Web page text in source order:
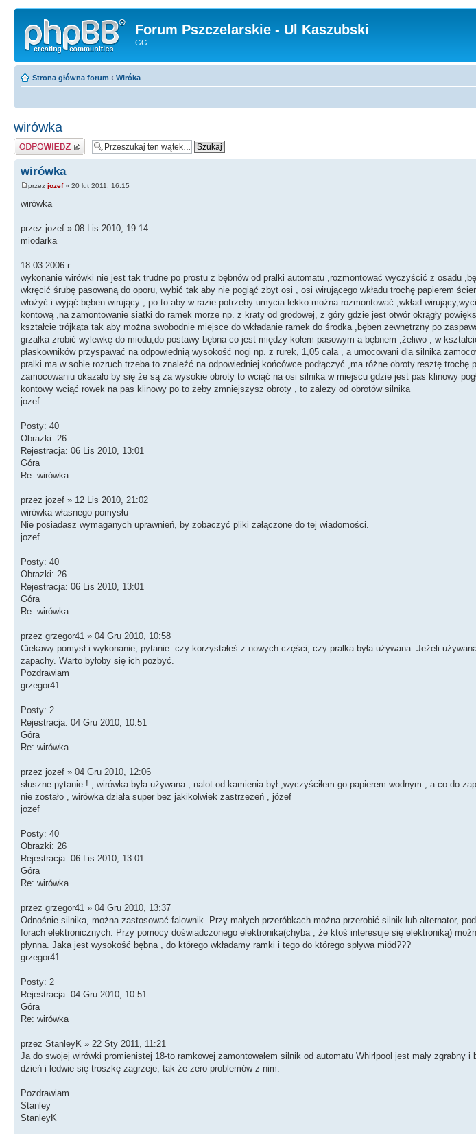
Forum Pszczelarskie - Ul Kaszubski
GG
Strona główna forum ‹ Wiróka
wirówka
Odpowiedz
wirówka
przez jozef» 20 lut 2011, 16:15
wirówka
przez jozef » 08 Lis 2010, 19:14
miodarka
18.03.2006 r
wykonanie wirówki nie jest tak trudne po prostu z bębnów od pralki automatu ,rozmontować wyczyścić z osadu
wkręcić śrubę pasowaną do oporu, wybić tak aby nie pogiąć zbyt osi , osi wirującego wkładu trochę papierem
włożyć i wyjąć bęben wirujący , po to aby w razie potrzeby umycia lekko można rozmontować ,wkład
kontową ,na zamontowanie siatki do ramek morze np. z kraty od grodowej, z góry gdzie jest otwór okrągły
kształcie trójkąta tak aby można swobodnie miejsce do wkładanie ramek do środka ,bęben zewnętrzny po
grzałka zrobić wylewkę do miodu,do postawy bębna co jest między kołem pasowym a bębnem ,żeliwo , w
płaskowników przyspawać na odpowiednią wysokość nogi np. z rurek, 1,05 cala , a umocowani dla silnika
pralki ma w sobie rozruch trzeba to znaleźć na odpowiedniej końcówce podłączyć ,ma różne obroty.resztę
zamocowaniu okazało by się że są za wysokie obroty to wciąć na osi silnika w miejscu gdzie jest pas klinowy
kontowy wciąć rowek na pas klinowy po to żeby zmniejszysz obroty , to zależy od obrotów silnika
jozef
Posty: 40
Obrazki: 26
Rejestracja: 06 Lis 2010, 13:01
Góra
Re: wirówka
przez jozef » 12 Lis 2010, 21:02
wirówka własnego pomysłu
Nie posiadasz wymaganych uprawnień, by zobaczyć pliki załączone do tej wiadomości.
jozef
Posty: 40
Obrazki: 26
Rejestracja: 06 Lis 2010, 13:01
Góra
Re: wirówka
przez grzegor41 » 04 Gru 2010, 10:58
Ciekawy pomysł i wykonanie, pytanie: czy korzystałeś z nowych części, czy pralka była używana. Jeżeli
zapachy. Warto byłoby się ich pozbyć.
Pozdrawiam
grzegor41
Posty: 2
Rejestracja: 04 Gru 2010, 10:51
Góra
Re: wirówka
przez jozef » 04 Gru 2010, 12:06
słuszne pytanie ! , wirówka była używana , nalot od kamienia był ,wyczyściłem go papierem wodnym , a co do
nie zostało , wirówka działa super bez jakikolwiek zastrzeżeń , józef
jozef
Posty: 40
Obrazki: 26
Rejestracja: 06 Lis 2010, 13:01
Góra
Re: wirówka
przez grzegor41 » 04 Gru 2010, 13:37
Odnośnie silnika, można zastosować falownik. Przy małych przeróbkach można przerobić silnik lub alternator,
forach elektronicznych. Przy pomocy doświadczonego elektronika(chyba , że ktoś interesuje się elektroniką)
płynna. Jaka jest wysokość bębna , do którego wkładamy ramki i tego do którego spływa miód???
grzegor41
Posty: 2
Rejestracja: 04 Gru 2010, 10:51
Góra
Re: wirówka
przez StanleyK » 22 Sty 2011, 11:21
Ja do swojej wirówki promienistej 18-to ramkowej zamontowałem silnik od automatu Whirlpool jest mały zgrabny
dzień i ledwie się troszkę zagrzeje, tak że zero problemów z nim.
Pozdrawiam
Stanley
StanleyK